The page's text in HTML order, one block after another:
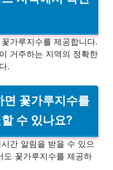
가루지수를 제공합니다.
거주하는 지역의 정확한
.
면 꽃가루지수를
수 있나요?
간 알림을 받을 수 있으
도 꽃가루지수를 제공하